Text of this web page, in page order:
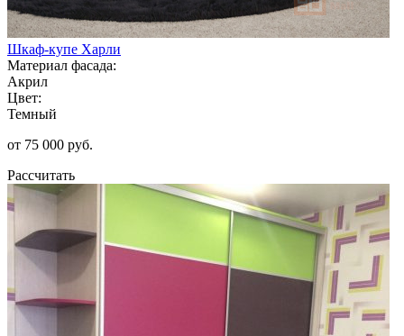
Шкаф-купе Харли
Материал фасада:
Акрил
Цвет:
Темный
от 75 000 руб.
Рассчитать